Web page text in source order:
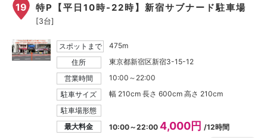
19 特P【平日10時-22時】新宿サブナード駐車場
[3台]
スポットまで
475m
住所
東京都新宿区新宿3-15-12
営業時間
10:00～22:00
駐車サイズ
幅 210cm 長さ 600cm 高さ 210cm
駐車場形態
最大料金
10:00～22:004,000円 /12時間